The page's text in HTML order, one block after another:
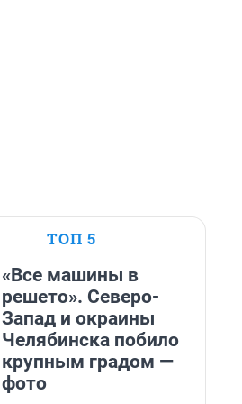
ТОП 5
«Все машины в
решето». Северо-
Запад и окраины
Челябинска побило
крупным градом —
фото